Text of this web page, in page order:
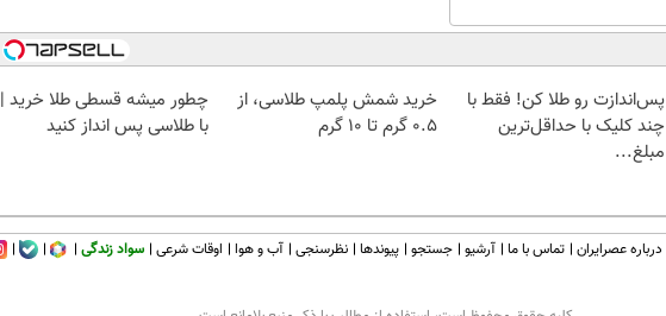
پس‌اندازت رو طلا کن! فقط با
چند کلیک با حداقل‌ترین
مبلغ...
خرید شمش پلمپ طلاسی، از
۰.۵ گرم تا ۱۰ گرم
چطور میشه قسطی طلا خرید |
با طلاسی پس انداز کنید
درباره عصرایران تماس با ما آرشیو جستجو پیوندها نظرسنجی آب و هوا اوقات شرعی سواد زندگی